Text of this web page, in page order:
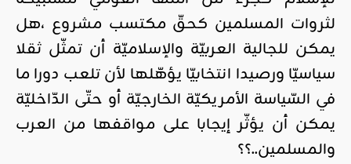
لثروات المسلمين كحقّ مكتسب مشروع ،هل
يمكن للجالية العربيّة والإسلاميّة أن تمثّل ثقلا
سياسيّا ورصيدا انتخابيّا يؤهّلها لأن تلعب دورا ما
في السّياسة الأمريكيّة الخارجيّة أو حتّى الدّاخليّة
يمكن أن يؤثّر إيجابا على مواقفها من العرب
والمسلمين..؟؟